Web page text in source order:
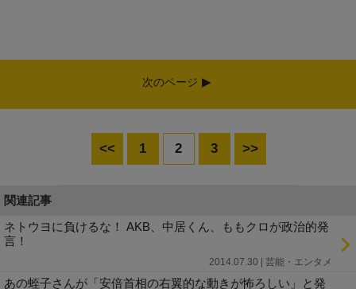
次のページ
<< 1 2 3 >>
関連記事
ネトウヨに負けるな！ AKB、中居くん、ももクロが政治的発
言！
2014.07.30 | 芸能・エンタメ
あの蛭子さんが「安倍首相の右翼的な動きが怖ろしい」と発